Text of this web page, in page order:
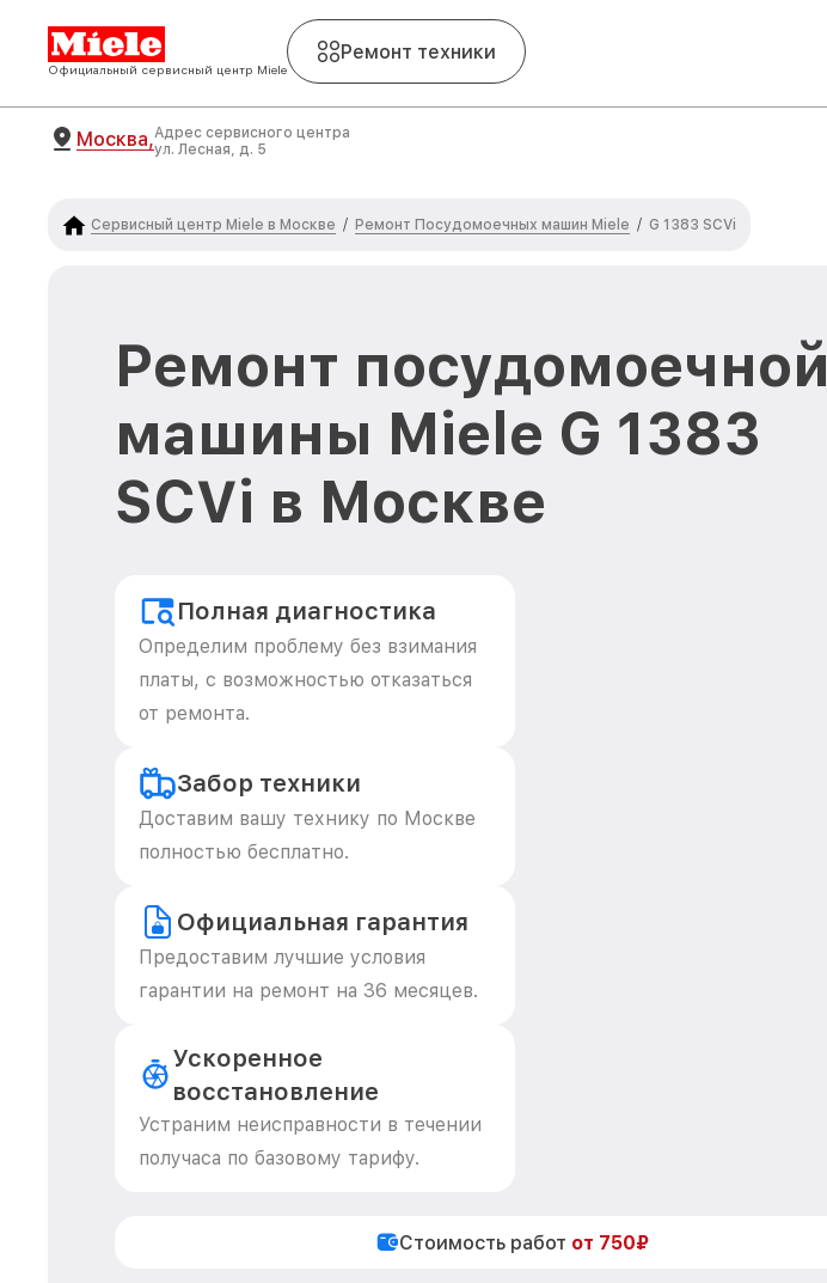
Официальный сервисный центр Miele
Ремонт техники
Москва,Адрес сервисного центра
ул. Лесная, д. 5
Сервисный центр Miele в Москве / Ремонт Посудомоечных машин Miele / G 1383 SCVi
Ремонт посудомоечной
машины Miele G 1383
SCVi в Москве
Полная диагностика
Определим проблему без взимания
платы, с возможностью отказаться
от ремонта.
Забор техники
Доставим вашу технику по Москве
полностью бесплатно.
Официальная гарантия
Предоставим лучшие условия
гарантии на ремонт на 36 месяцев.
Ускоренное
восстановление
Устраним неисправности в течении
получаса по базовому тарифу.
Стоимость работ от 750₽